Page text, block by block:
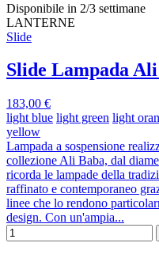
Disponibile in 2/3 settimane
LANTERNE
Slide
Slide Lampada
183,00 €
light blue light green light
yellow
Lampada a sospensione
collezione Ali Baba, dal
ricorda le lampade della
raffinato e contemporaneo
linee che lo rendono
design. Con un'ampia...